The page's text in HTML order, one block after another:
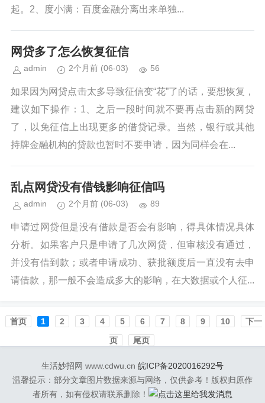
起。2、度小满：百度金融分离出来单独...
网贷多了怎么恢复征信
admin 2个月前 (06-03) 56
如果因为网贷点击太多导致征信变“花”了的话，要想恢复，
建议如下操作：1、之后一段时间就不要再点击新的网贷
了，以免征信上出现更多的借贷记录。当然，银行或其他
持牌金融机构的贷款也暂时不要申请，因为同样会在...
乱点网贷没有借钱影响征信吗
admin 2个月前 (06-03) 89
申请过网贷但是没有借款是否会有影响，得具体情况具体
分析。如果客户只是申请了几次网贷，但审核没有通过，
并没有借到款；或者申请成功、获批额度后一直没有去申
请借款，那一般不会造成多大的影响，在大数据或个人征...
首页️ 1 2 3 4 5 6 7 8 9 10
下一
页
尾页
生活妙招网 www.cdwu.cn 皖ICP备2020016292号
温馨提示：部分文章图片数据来源与网络，仅供参考！版权归原作
者所有，如有侵权请联系删除！